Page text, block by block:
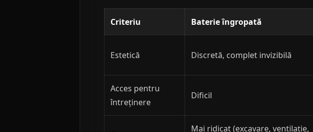
Criteriu Baterie îngropată
Estetică Discretă, complet invizibilă
Acces pentru
întreținere
Dificil
Mai ridicat (excavare, ventilație,